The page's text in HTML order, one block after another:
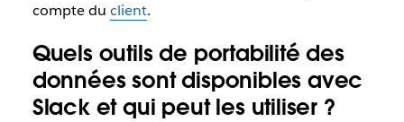
compte du client.
Quels outils de portabilité des
données sont disponibles avec
Slack et qui peut les utiliser ?